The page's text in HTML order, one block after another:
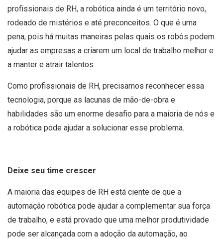
profissionais de RH, a robótica ainda é um território novo,
rodeado de mistérios e até preconceitos. O que é uma
pena, pois há muitas maneiras pelas quais os robôs podem
ajudar as empresas a criarem um local de trabalho melhor e
a manter e atrair talentos.
Como profissionais de RH, precisamos reconhecer essa
tecnologia, porque as lacunas de mão-de-obra e
habilidades são um enorme desafio para a maioria de nós e
a robótica pode ajudar a solucionar esse problema.
Deixe seu time crescer
A maioria das equipes de RH está ciente de que a
automação robótica pode ajudar a complementar sua força
de trabalho, e está provado que uma melhor produtividade
pode ser alcançada com a adoção da automação, ao